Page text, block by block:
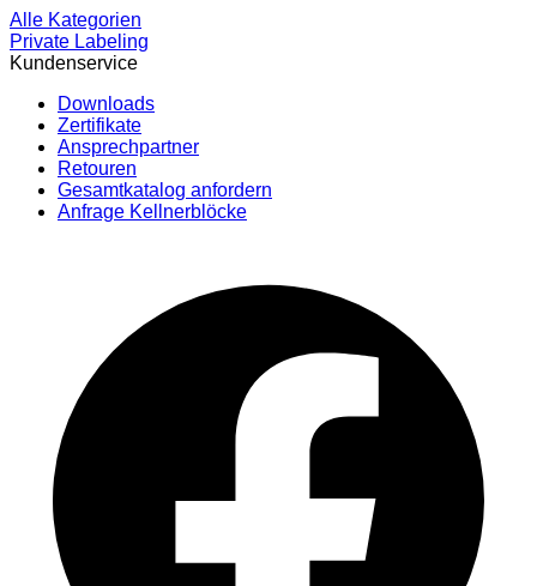
Alle Kategorien
Private Labeling
Kundenservice
Downloads
Zertifikate
Ansprechpartner
Retouren
Gesamtkatalog anfordern
Anfrage Kellnerblöcke